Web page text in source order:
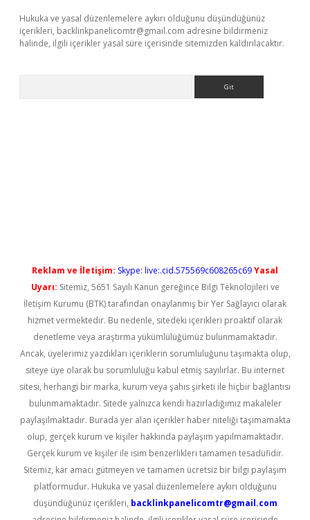
Hukuka ve yasal düzenlemelere aykırı olduğunu düşündüğünüz
içerikleri, backlinkpanelicomtr@gmail.com adresine bildirmeniz
halinde, ilgili içerikler yasal süre içerisinde sitemizden kaldırılacaktır.
Reklam ve İletişim: Skype: live:.cid.575569c608265c69Yasal
Uyarı: Sitemiz, 5651 Sayılı Kanun gereğince Bilgi Teknolojileri ve
İletişim Kurumu (BTK) tarafından onaylanmış bir Yer Sağlayıcı olarak
hizmet vermektedir. Bu nedenle, sitedeki içerikleri proaktif olarak
denetleme veya araştırma yükümlülüğümüz bulunmamaktadır.
Ancak, üyelerimiz yazdıkları içeriklerin sorumluluğunu taşımakta olup,
siteye üye olarak bu sorumluluğu kabul etmiş sayılırlar. Bu internet
sitesi, herhangi bir marka, kurum veya şahıs şirketi ile hiçbir bağlantısı
bulunmamaktadır. Sitede yalnızca kendi hazırladığımız makaleler
paylaşılmaktadır. Burada yer alan içerikler haber niteliği taşımamakta
olup, gerçek kurum ve kişiler hakkında paylaşım yapılmamaktadır.
Gerçek kurum ve kişiler ile isim benzerlikleri tamamen tesadüfidir.
Sitemiz, kar amacı gütmeyen ve tamamen ücretsiz bir bilgi paylaşım
platformudur. Hukuka ve yasal düzenlemelere aykırı olduğunu
düşündüğünüz içerikleri, backlinkpanelicomtr@gmail.com